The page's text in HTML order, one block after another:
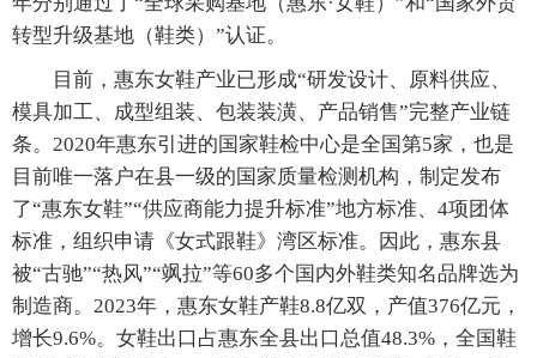
转型升级基地（鞋类）”认证。
目前，惠东女鞋产业已形成“研发设计、原料供应、
模具加工、成型组装、包装装潢、产品销售”完整产业链
条。2020年惠东引进的国家鞋检中心是全国第5家，也是
目前唯一落户在县一级的国家质量检测机构，制定发布
了“惠东女鞋”“供应商能力提升标准”地方标准、4项团体
标准，组织申请《女式跟鞋》湾区标准。因此，惠东县
被“古驰”“热风”“飒拉”等60多个国内外鞋类知名品牌选为
制造商。2023年，惠东女鞋产鞋8.8亿双，产值376亿元，
增长9.6%。女鞋出口占惠东全县出口总值48.3%，全国鞋